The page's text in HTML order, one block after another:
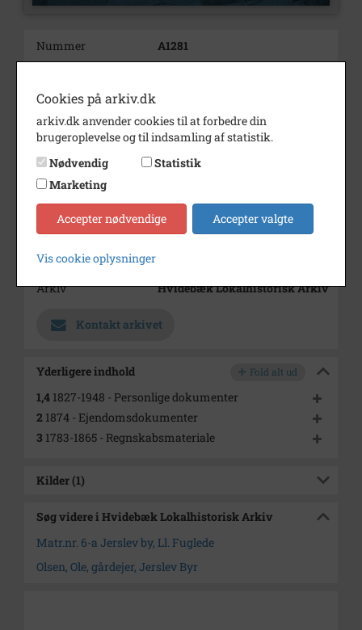
Nummer
A1281
Arkivskaber
Beskrivelse
Privatarkiv
Født/stiftet
30-07-1827
Bemærkning
Fuglede
Periode
1783 - 1874
Se på kort
Arkiv
Hvidebæk Lokalhistorisk Arkiv
Kontakt arkivet
Yderligere indhold Fold alt ud
1,4 1827-1948 - Personlige dokumenter
2 1874 - Ejendomsdokumenter
3 1783-1865 - Regnskabsmateriale
Kilder (1)
Søg videre i Hvidebæk Lokalhistorisk Arkiv
Matr.nr. 6-a Jerslev by, Ll. Fuglede
Olsen, Ole, gårdejer, Jerslev Byr
Cookies på arkiv.dk
arkiv.dk anvender cookies til at forbedre din
brugeroplevelse og til indsamling af statistik.
Nødvendig
Statistik
Marketing
Accepter nødvendige Accepter valgte
Vis cookie oplysninger